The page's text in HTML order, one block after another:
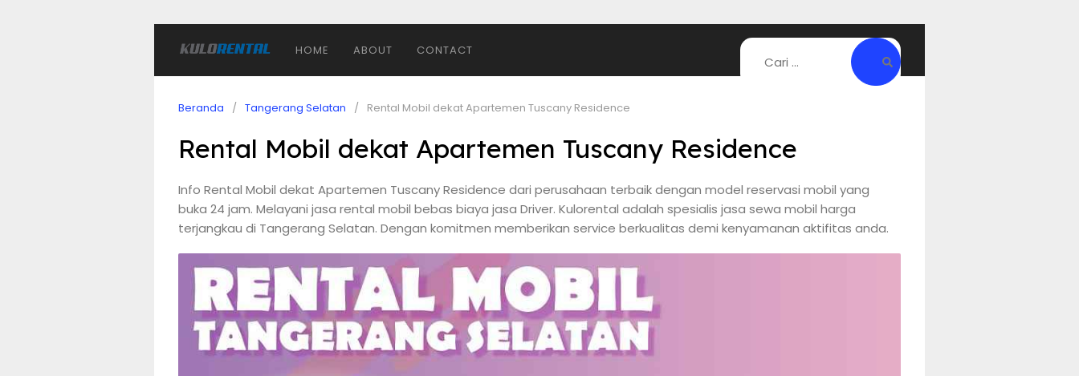
HOME ABOUT CONTACT
Beranda Tangerang Selatan Rental Mobil dekat Apartemen Tuscany Residence
Rental Mobil dekat Apartemen Tuscany Residence
Info Rental Mobil dekat Apartemen Tuscany Residence dari perusahaan terbaik dengan model reservasi mobil yang
buka 24 jam. Melayani jasa rental mobil bebas biaya jasa Driver. Kulorental adalah spesialis jasa sewa mobil harga
terjangkau di Tangerang Selatan. Dengan komitmen memberikan service berkualitas demi kenyamanan aktifitas anda.